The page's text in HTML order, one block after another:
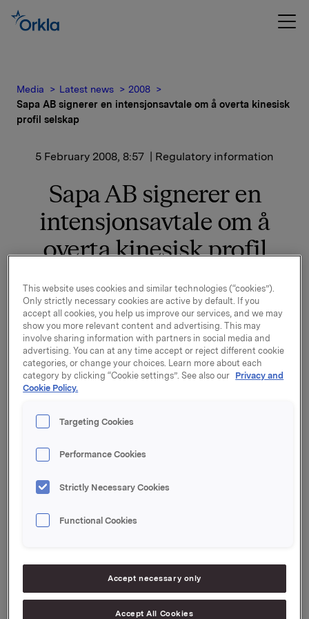
Media Latest news
2008
Sapa AB signerer en intensjonsavtale om å overta kinesisk
profil selskap
5 February 2008, 8:57 | Regulatory information
Sapa AB signerer en
intensjonsavtale om å
overta kinesisk profil
selskap
Sapa AB eies med ca. 54 % av Orkla ASA og er en del
av Orkla Aluminium Solutions.
Sapa AB har i dag den 5. februar 2008 signert en
intensjonsavtale om å kjøpe det kinesiske
profilselskapet Kam Kiu. Kam Kiu er et av Kinas
verdiskapende aktiviteter innen anodisering, maling
og valsing. Kam Kiu har en omsetning på ca. SEK
1,375 millioner og har 2,100 ansatte. Selskapet, som
er lokalisert i Taishan i Guandong provinsen, har en
sterk posisjon innen eksport, samt økende fokus på
det kinesiske markedet.
"I 2007 slo Sapa og Alcoa seg sammen for å etablere
mest ekspansive markedet i verden, og en utmerket
plattform til å betjene resten av den asiatiske
regionen", sier Ole Enger, CEO i Sapa. "Sapa har vært
representert i Kina innenfor Heat Transfer i 10 år, og
This website uses cookies and similar technologies (“cookies”).
Only strictly necessary cookies are active by default. If you
accept all cookies, you help us improve our services, and we may
show you more relevant content and advertising. This may
involve sharing information with partners in social media and
advertising. You can at any time accept or reject different cookie
categories, or change your choices. Learn more about each
category by clicking “Cookie settings”. See also our Privacy and
Cookie Policy.
Targeting Cookies
Performance Cookies
Strictly Necessary Cookies
Functional Cookies
Accept necessary only
Accept All Cookies